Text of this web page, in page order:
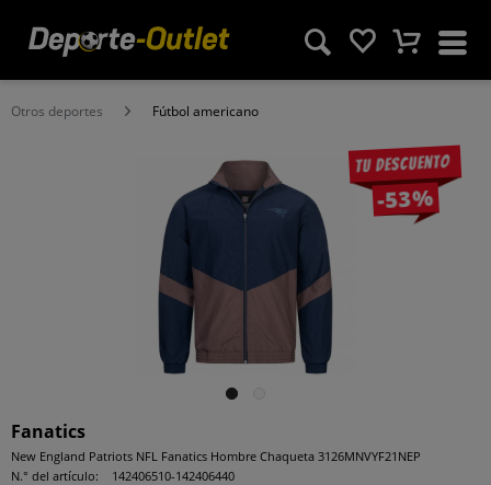
Otros deportes Fútbol americano
Tu descuento
-53%
Fanatics
New England Patriots NFL Fanatics Hombre Chaqueta 3126MNVYF21NEP
N.° del artículo:
142406510-142406440